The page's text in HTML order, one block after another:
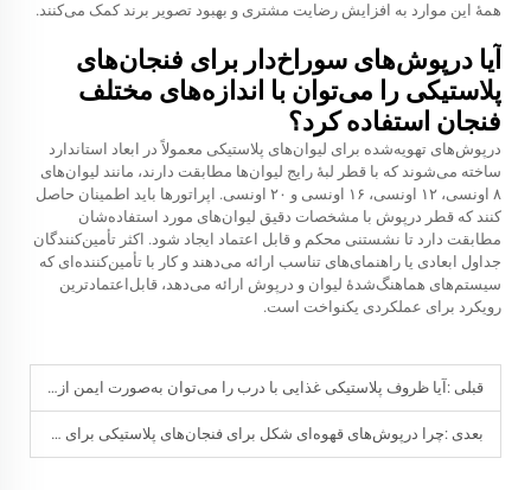
همهٔ این موارد به افزایش رضایت مشتری و بهبود تصویر برند کمک می‌کنند.
آیا درپوش‌های سوراخ‌دار برای فنجان‌های
پلاستیکی را می‌توان با اندازه‌های مختلف
فنجان استفاده کرد؟
درپوش‌های تهویه‌شده برای لیوان‌های پلاستیکی معمولاً در ابعاد استاندارد
ساخته می‌شوند که با قطر لبهٔ رایج لیوان‌ها مطابقت دارند، مانند لیوان‌های
۸ اونسی، ۱۲ اونسی، ۱۶ اونسی و ۲۰ اونسی. اپراتورها باید اطمینان حاصل
کنند که قطر درپوش با مشخصات دقیق لیوان‌های مورد استفاده‌شان
مطابقت دارد تا نشستنی محکم و قابل اعتماد ایجاد شود. اکثر تأمین‌کنندگان
جداول ابعادی یا راهنمای‌های تناسب ارائه می‌دهند و کار با تأمین‌کننده‌ای که
سیستم‌های هماهنگ‌شدهٔ لیوان و درپوش ارائه می‌دهد، قابل‌اعتمادترین
رویکرد برای عملکردی یکنواخت است.
قبلی : آیا ظروف پلاستیکی غذایی با درب را می‌توان به‌صورت ایمن از یخچال به مایکروویو منتقل کرد؟
بعدی :چرا درپوش‌های قهوه‌ای شکل برای فنجان‌های پلاستیکی برای فراپوچینوهای تزئین‌شده ایده‌آل هستند؟